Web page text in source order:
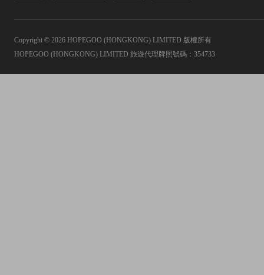
Copyright © 2026 HOPEGOO (HONGKONG) LIMITED 版權所有
HOPEGOO (HONGKONG) LIMITED 旅遊代理牌照號碼：354733